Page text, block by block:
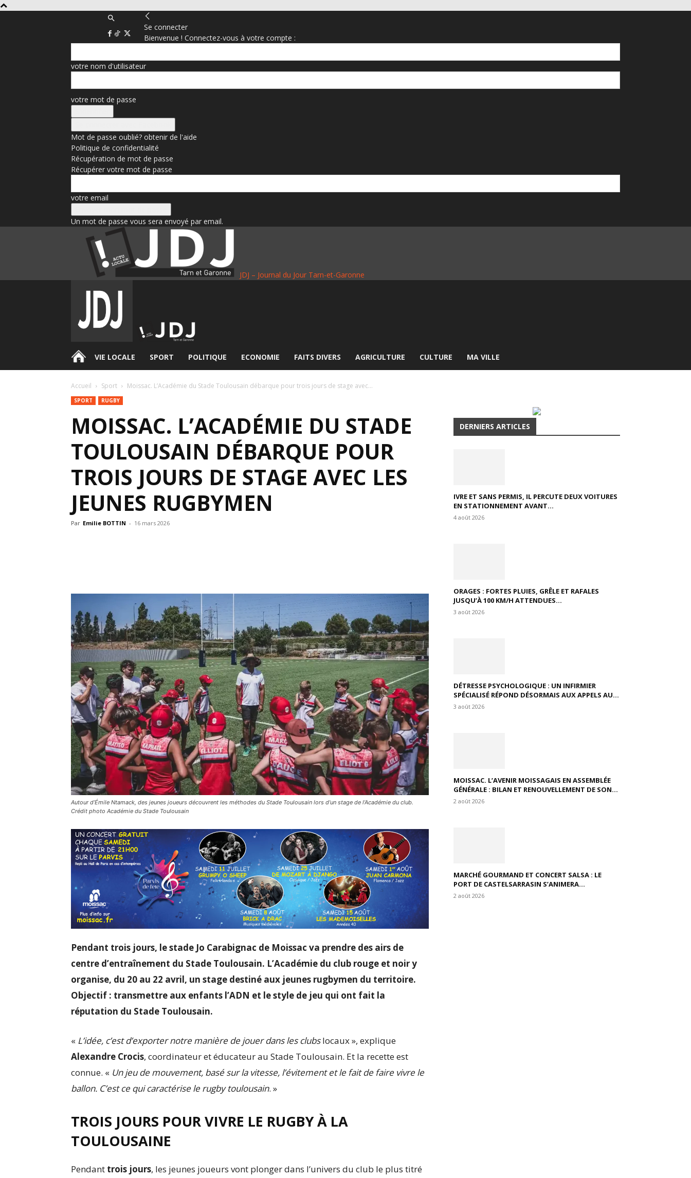
Se connecter
Bienvenue ! Connectez-vous à votre compte :
votre nom d'utilisateur
votre mot de passe
Mot de passe oublié? obtenir de l'aide
Politique de confidentialité
Récupération de mot de passe
Récupérer votre mot de passe
votre email
Un mot de passe vous sera envoyé par email.
JDJ – Journal du Jour Tarn-et-Garonne
. VIE LOCALE SPORT POLITIQUE ECONOMIE FAITS DIVERS AGRICULTURE CULTURE MA VILLE
Accueil Sport Moissac. L’Académie du Stade Toulousain débarque pour trois jours de stage avec...
SPORT RUGBY
MOISSAC. L’ACADÉMIE DU STADE
TOULOUSAIN DÉBARQUE POUR
TROIS JOURS DE STAGE AVEC LES
JEUNES RUGBYMEN
Par Emilie BOTTIN - 16 mars 2026
Autour d’Émile Ntamack, des jeunes joueurs découvrent les méthodes du Stade Toulousain lors d’un stage de l’Académie du club.
Crédit photo Académie du Stade Toulousain
Pendant trois jours, le stade Jo Carabignac de Moissac va prendre des airs de
centre d’entraînement du Stade Toulousain. L’Académie du club rouge et noir y
organise, du 20 au 22 avril, un stage destiné aux jeunes rugbymen du territoire.
Objectif : transmettre aux enfants l’ADN et le style de jeu qui ont fait la
réputation du Stade Toulousain.
« L’idée, c’est d’exporter notre manière de jouer dans les clubslocaux », explique
Alexandre Crocis, coordinateur et éducateur au Stade Toulousain. Et la recette est
connue. « Un jeu de mouvement, basé sur la vitesse, l’évitement et le fait de faire vivre le
ballon. C’est ce qui caractérise le rugby toulousain. »
TROIS JOURS POUR VIVRE LE RUGBY À LA
TOULOUSAINE
Pendant trois jours, les jeunes joueurs vont plonger dans l’univers du club le plus titré
DERNIERS ARTICLES
IVRE ET SANS PERMIS, IL PERCUTE DEUX VOITURES
EN STATIONNEMENT AVANT...
4 août 2026
ORAGES : FORTES PLUIES, GRÊLE ET RAFALES
JUSQU’À 100 KM/H ATTENDUES...
3 août 2026
DÉTRESSE PSYCHOLOGIQUE : UN INFIRMIER
SPÉCIALISÉ RÉPOND DÉSORMAIS AUX APPELS AU...
3 août 2026
MOISSAC. L’AVENIR MOISSAGAIS EN ASSEMBLÉE
GÉNÉRALE : BILAN ET RENOUVELLEMENT DE SON...
2 août 2026
MARCHÉ GOURMAND ET CONCERT SALSA : LE
PORT DE CASTELSARRASIN S’ANIMERA...
2 août 2026